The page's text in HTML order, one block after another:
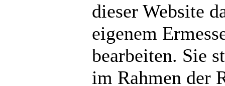
dieser Website
eigenem
bearbeiten. Sie
im Rahmen der